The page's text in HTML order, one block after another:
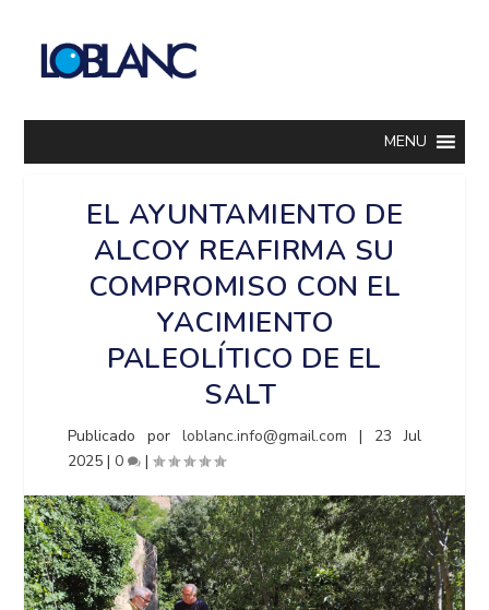
MENU
EL AYUNTAMIENTO DE
ALCOY REAFIRMA SU
COMPROMISO CON EL
YACIMIENTO
PALEOLÍTICO DE EL
SALT
Publicado porloblanc.info@gmail.com | 23 Jul
2025 |0 |